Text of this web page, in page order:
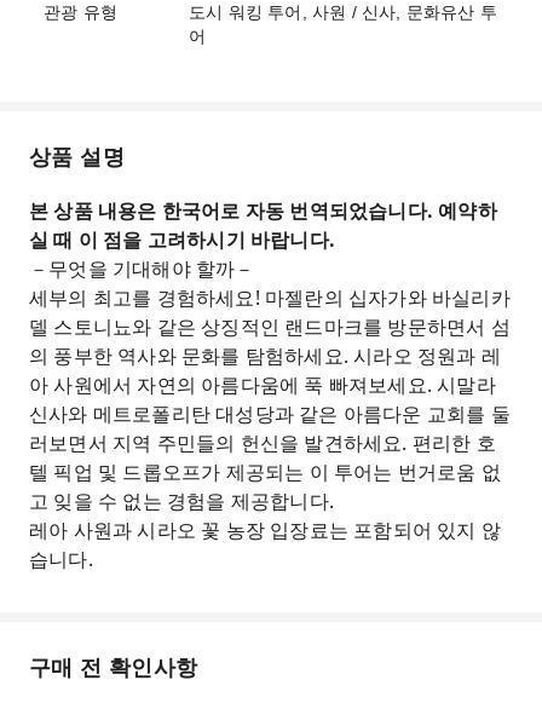
관광 유형
도시 워킹 투어, 사원 / 신사, 문화유산 투
어
상품 설명
본 상품 내용은 한국어로 자동 번역되었습니다. 예약하
실 때 이 점을 고려하시기 바랍니다.
－무엇을 기대해야 할까－
세부의 최고를 경험하세요! 마젤란의 십자가와 바실리카
델 스토니뇨와 같은 상징적인 랜드마크를 방문하면서 섬
의 풍부한 역사와 문화를 탐험하세요. 시라오 정원과 레
아 사원에서 자연의 아름다움에 푹 빠져보세요. 시말라
신사와 메트로폴리탄 대성당과 같은 아름다운 교회를 둘
러보면서 지역 주민들의 헌신을 발견하세요. 편리한 호
텔 픽업 및 드롭오프가 제공되는 이 투어는 번거로움 없
고 잊을 수 없는 경험을 제공합니다.
레아 사원과 시라오 꽃 농장 입장료는 포함되어 있지 않
습니다.
구매 전 확인사항